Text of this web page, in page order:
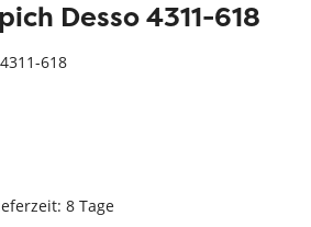
Desso 4311-618
618
8 Tage